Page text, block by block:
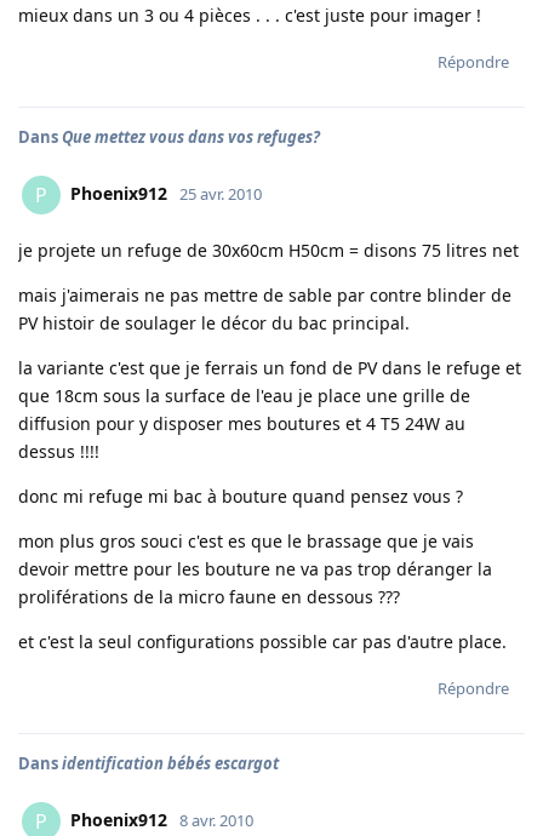
mieux dans un 3 ou 4 pièces . . . c'est juste pour imager !
Répondre
DansQue mettez vous dans vos refuges?
P Phoenix912 25 avr. 2010
je projete un refuge de 30x60cm H50cm = disons 75 litres net
mais j'aimerais ne pas mettre de sable par contre blinder de
PV histoir de soulager le décor du bac principal.
la variante c'est que je ferrais un fond de PV dans le refuge et
que 18cm sous la surface de l'eau je place une grille de
diffusion pour y disposer mes boutures et 4 T5 24W au
dessus !!!!
donc mi refuge mi bac à bouture quand pensez vous ?
mon plus gros souci c'est es que le brassage que je vais
devoir mettre pour les bouture ne va pas trop déranger la
proliférations de la micro faune en dessous ???
et c'est la seul configurations possible car pas d'autre place.
Répondre
Dansidentification bébés escargot
P Phoenix912 8 avr. 2010